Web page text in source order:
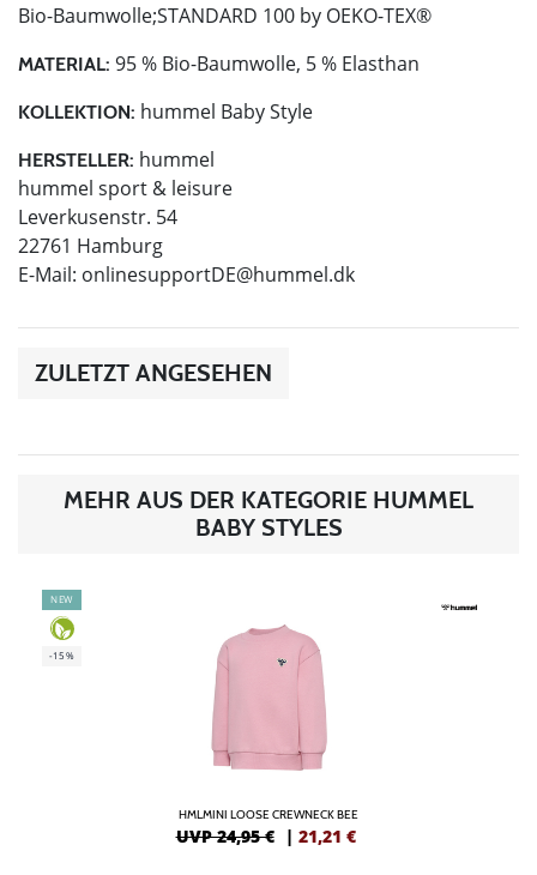
Bio-Baumwolle;STANDARD 100 by OEKO-TEX®
MATERIAL: 95 % Bio-Baumwolle, 5 % Elasthan
KOLLEKTION: hummel Baby Style
HERSTELLER: hummel
hummel sport & leisure
Leverkusenstr. 54
22761 Hamburg
E-Mail: onlinesupportDE@hummel.dk
ZULETZT ANGESEHEN
MEHR AUS DER KATEGORIE HUMMEL
BABY STYLES
NEW
-15%
HMLMINI LOOSE CREWNECK BEE
UVP 24,95 € | 21,21 €